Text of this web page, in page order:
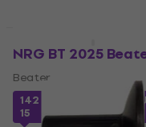
NRG BT 2025
Beater
142 Kč
15